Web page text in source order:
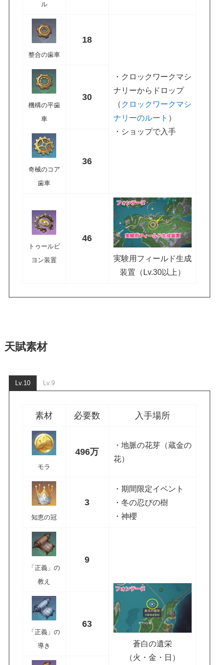
ル
整合の歯車
18
・クロックワークマシ
ナリーからドロップ
（ クロックワークマシ
ナリーのルート ）
・ショップで入手
機構の平歯
車
30
奇械のコア
歯車
36
トゥールビ
ヨン装置
46
実験用フィールド生成
装置（Lv.30以上）
天賦素材
Lv.10 Lv.9
素材 必要数 入手場所
モラ
496万
・地脈の花芽（蔵金の
花）
知恵の冠
3
・期間限定イベント
・冬の忍びの樹
・神櫻
「正義」の
教え
9
蒼白の遺栄
（火・金・日）
「正義」の
導き
63